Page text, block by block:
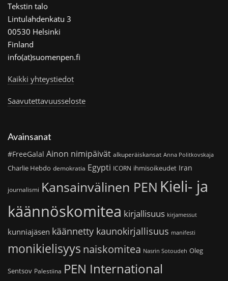
Tekstin talo
Lintulahdenkatu 3
00530 Helsinki
Finland
info(at)suomenpen.fi
Kaikki yhteystiedot
Saavutettavuusseloste
Avainsanat
#FreeGalal Ainon nimipäivät alkuperäiskansat Anna Politkovskaja
Charlie Hebdo demokratia Egypti ICORN ihmisoikeudet Iran
journalismi Kansainvälinen PEN Kieli- ja
käännöskomitea kirjallisuus kirjamessut
kunniajäsen käännetty kaunokirjallisuus manifesti
monikielisyys naiskomitea Nasrin Sotoudeh Oleg
Sentsov Palestiina PEN International